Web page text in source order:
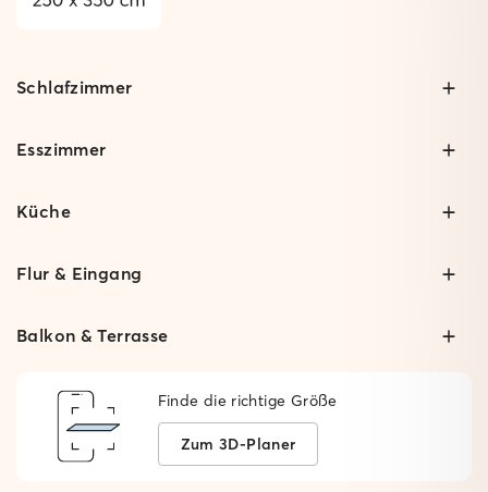
Schlafzimmer
Esszimmer
Küche
Flur & Eingang
Balkon & Terrasse
Finde die richtige Größe
Zum 3D-Planer